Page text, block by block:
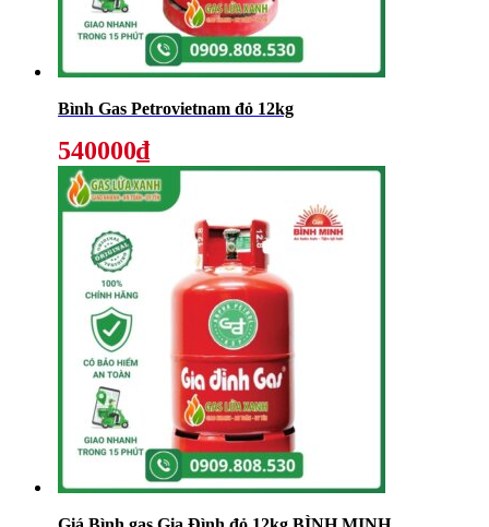
Bình Gas Petrovietnam đỏ 12kg
540000₫